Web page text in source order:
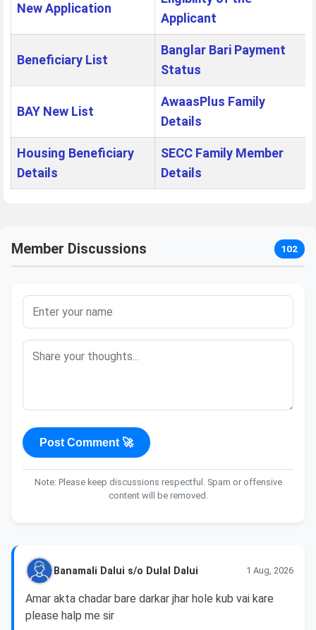
New Application
Applicant
Beneficiary List
Banglar Bari Payment
Status
BAY New List
AwaasPlus Family
Details
Housing Beneficiary
Details
SECC Family Member
Details
Member Discussions 102
Post Comment 🚀
Note: Please keep discussions respectful. Spam or offensive
content will be removed.
Banamali Dalui s/o Dulal Dalui 1 Aug, 2026
Amar akta chadar bare darkar jhar hole kub vai kare
please halp me sir